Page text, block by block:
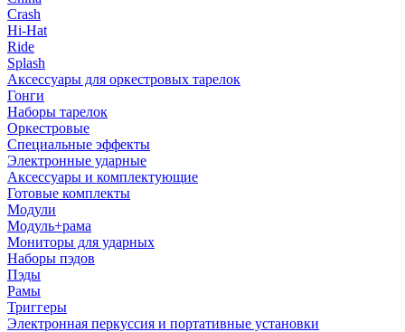
Crash
Hi-Hat
Ride
Splash
Аксессуары для оркестровых тарелок
Гонги
Наборы тарелок
Оркестровые
Специальные эффекты
Электронные ударные
Аксессуары и комплектующие
Готовые комплекты
Модули
Модуль+рама
Мониторы для ударных
Наборы пэдов
Пэды
Рамы
Триггеры
Электронная перкуссия и портативные установки